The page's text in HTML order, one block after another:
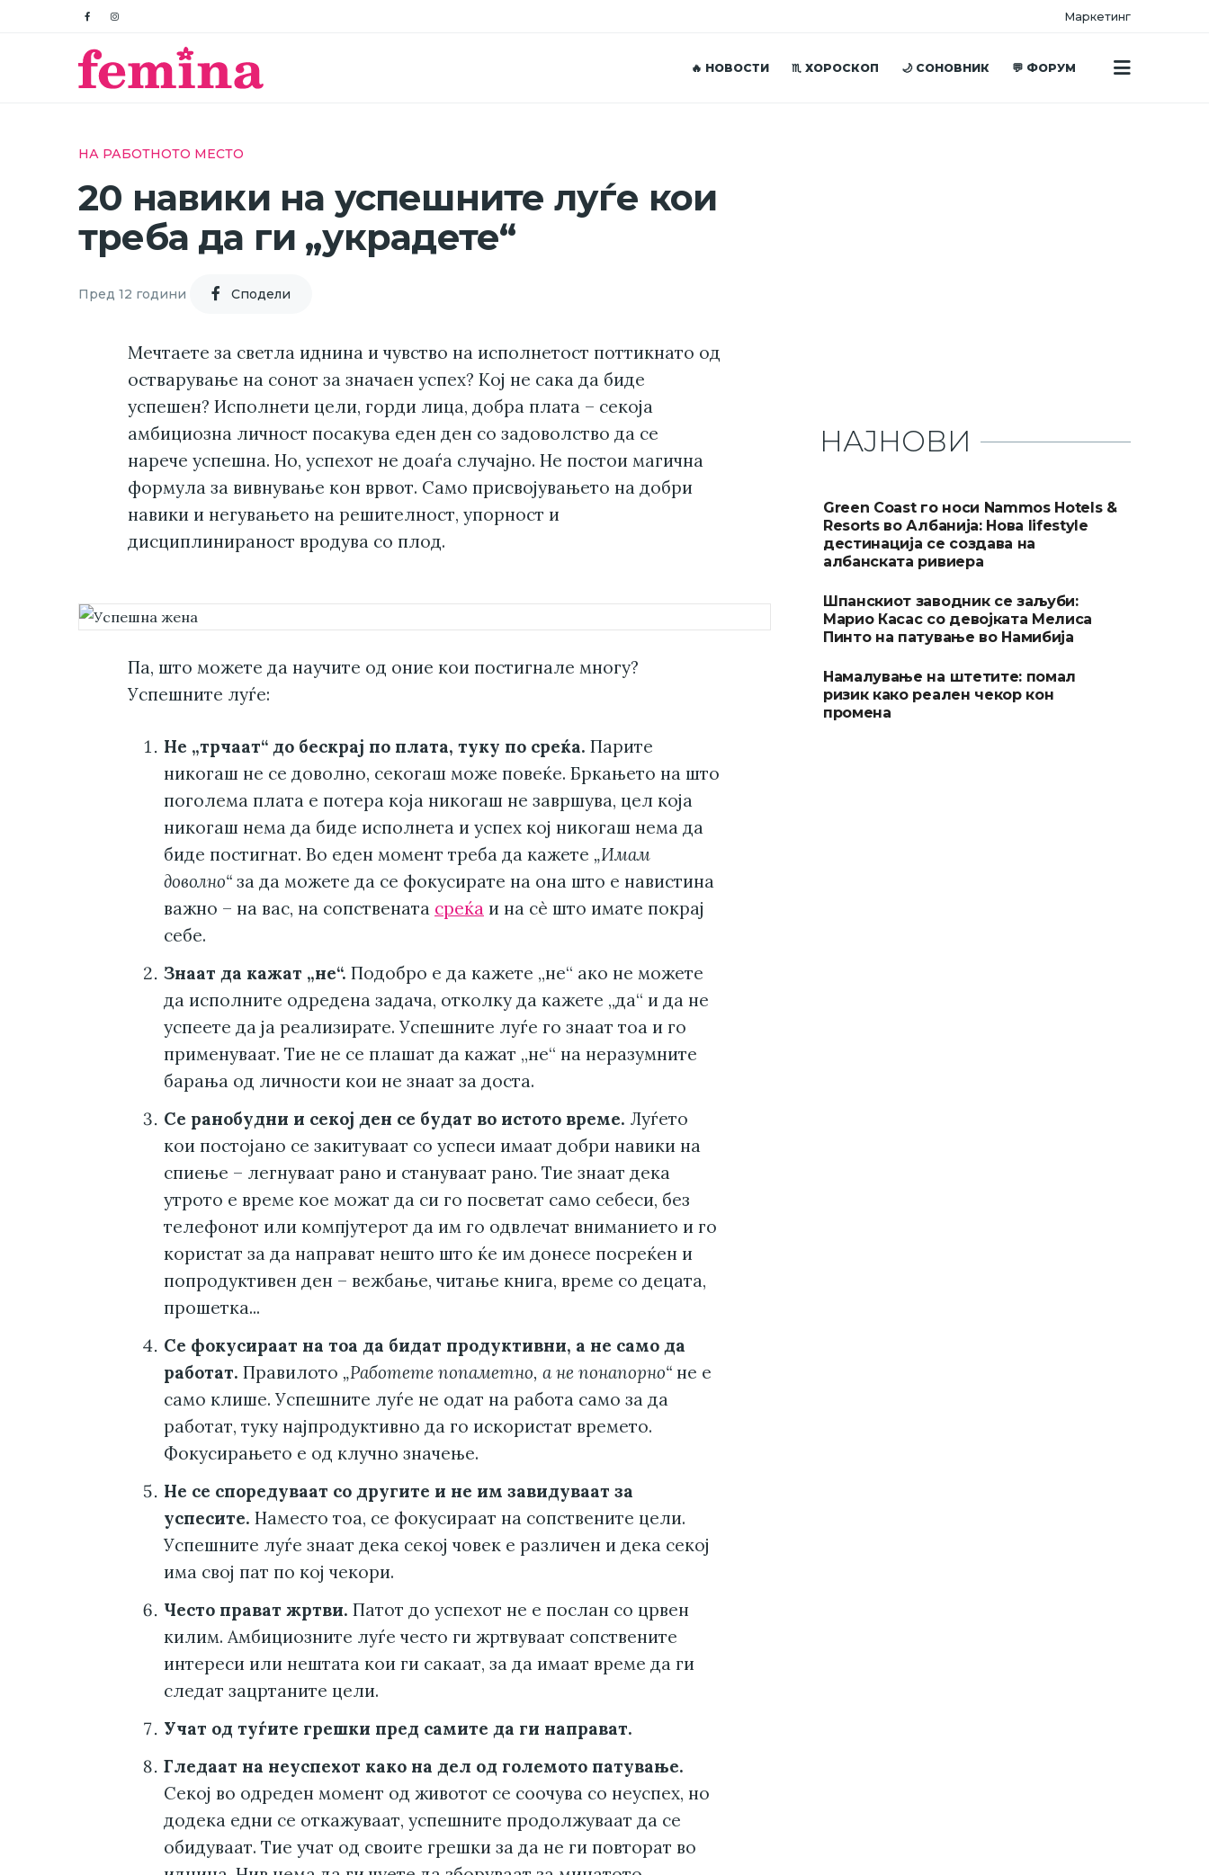
Маркетинг
🔥 НОВОСТИ ♏ ХОРОСКОП 🌙 СОНОВНИК 💬 ФОРУМ
НА РАБОТНОТО МЕСТО
20 навики на успешните луѓе кои
треба да ги „украдете“
Пред 12 години Cподели
Мечтаете за светла иднина и чувство на исполнетост поттикнато од
остварување на сонот за значаен успех? Кој не сака да биде
успешен? Исполнети цели, горди лица, добра плата – секоја
амбициозна личност посакува еден ден со задоволство да се
нарече успешна. Но, успехот не доаѓа случајно. Не постои магична
формула за вивнување кон врвот. Само присвојувањето на добри
навики и негувањето на решителност, упорност и
дисциплинираност вродува со плод.
Па, што можете да научите од оние кои постигнале многу?
Успешните луѓе:
Не „трчаат“ до бескрај по плата, туку по среќа. Парите
никогаш не се доволно, секогаш може повеќе. Бркањето на што
поголема плата е потера која никогаш не завршува, цел која
никогаш нема да биде исполнета и успех кој никогаш нема да
биде постигнат. Во еден момент треба да кажете „Имам
доволно“ за да можете да се фокусирате на она што е навистина
важно – на вас, на сопствената среќа и на сè што имате покрај
себе.
Знаат да кажат „не“. Подобро е да кажете „не“ ако не можете
да исполните одредена задача, отколку да кажете „да“ и да не
успеете да ја реализирате. Успешните луѓе го знаат тоа и го
применуваат. Тие не се плашат да кажат „не“ на неразумните
барања од личности кои не знаат за доста.
Се ранобудни и секој ден се будат во истото време. Луѓето
кои постојано се закитуваат со успеси имаат добри навики на
спиење – легнуваат рано и стануваат рано. Тие знаат дека
утрото е време кое можат да си го посветат само себеси, без
телефонот или компјутерот да им го одвлечат вниманието и го
користат за да направат нешто што ќе им донесе посреќен и
попродуктивен ден – вежбање, читање книга, време со децата,
прошетка...
Се фокусираат на тоа да бидат продуктивни, а не само да
работат. Правилото „Работете попаметно, а не понапорно“ не е
само клише. Успешните луѓе не одат на работа само за да
работат, туку најпродуктивно да го искористат времето.
Фокусирањето е од клучно значење.
Не се споредуваат со другите и не им завидуваат за
успесите. Наместо тоа, се фокусираат на сопствените цели.
Успешните луѓе знаат дека секој човек е различен и дека секој
има свој пат по кој чекори.
Често прават жртви. Патот до успехот не е послан со црвен
килим. Амбициозните луѓе често ги жртвуваат сопствените
интереси или нештата кои ги сакаат, за да имаат време да ги
следат зацртаните цели.
Учат од туѓите грешки пред самите да ги направат.
Гледаат на неуспехот како на дел од големото патување.
Секој во одреден момент од животот се соочува со неуспех, но
додека едни се откажуваат, успешните продолжуваат да се
обидуваат. Тие учат од своите грешки за да не ги повторат во
НАЈНОВИ
Green Coast го носи Nammos Hotels &
Resorts во Албанија: Нова lifestyle
дестинација се создава на
албанската ривиера
Шпанскиот заводник се заљуби:
Марио Касас со девојката Мелиса
Пинто на патување во Намибија
Намалување на штетите: помал
ризик како реален чекор кон
промена